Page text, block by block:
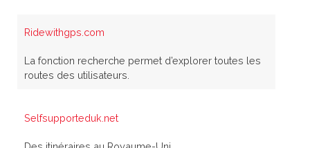
Ridewithgps.com
La fonction recherche permet d’explorer toutes les
routes des utilisateurs.
Selfsupporteduk.net